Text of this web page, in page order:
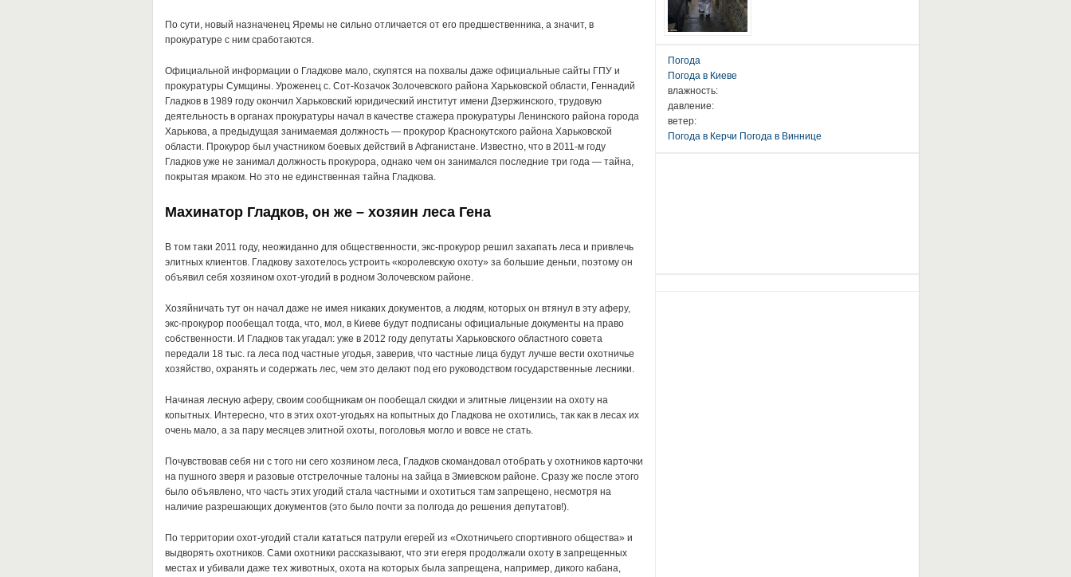
По сути, новый назначенец Яремы не сильно отличается от его предшественника, а значит, в
прокуратуре с ним сработаются.
Официальной информации о Гладкове мало, скупятся на похвалы даже официальные сайты ГПУ и
прокуратуры Сумщины. Уроженец с. Сот-Козачок Золочевского района Харьковской области, Геннадий
Гладков в 1989 году окончил Харьковский юридический институт имени Дзержинского, трудовую
деятельность в органах прокуратуры начал в качестве стажера прокуратуры Ленинского района города
Харькова, а предыдущая занимаемая должность — прокурор Краснокутского района Харьковской
области. Прокурор был участником боевых действий в Афганистане. Известно, что в 2011-м году
Гладков уже не занимал должность прокурора, однако чем он занимался последние три года — тайна,
покрытая мраком. Но это не единственная тайна Гладкова.
Махинатор Гладков, он же – хозяин леса Гена
В том таки 2011 году, неожиданно для общественности, экс-прокурор решил захапать леса и привлечь
элитных клиентов. Гладкову захотелось устроить «королевскую охоту» за большие деньги, поэтому он
объявил себя хозяином охот-угодий в родном Золочевском районе.
Хозяйничать тут он начал даже не имея никаких документов, а людям, которых он втянул в эту аферу,
экс-прокурор пообещал тогда, что, мол, в Киеве будут подписаны официальные документы на право
собственности. И Гладков так угадал: уже в 2012 году депутаты Харьковского областного совета
передали 18 тыс. га леса под частные угодья, заверив, что частные лица будут лучше вести охотничье
хозяйство, охранять и содержать лес, чем это делают под его руководством государственные лесники.
Начиная лесную аферу, своим сообщникам он пообещал скидки и элитные лицензии на охоту на
копытных. Интересно, что в этих охот-угодьях на копытных до Гладкова не охотились, так как в лесах их
очень мало, а за пару месяцев элитной охоты, поголовья могло и вовсе не стать.
Почувствовав себя ни с того ни сего хозяином леса, Гладков скомандовал отобрать у охотников карточки
на пушного зверя и разовые отстрелочные талоны на зайца в Змиевском районе. Сразу же после этого
было объявлено, что часть этих угодий стала частными и охотиться там запрещено, несмотря на
наличие разрешающих документов (это было почти за полгода до решения депутатов!).
По территории охот-угодий стали кататься патрули егерей из «Охотничьего спортивного общества» и
выдворять охотников. Сами охотники рассказывают, что эти егеря продолжали охоту в запрещенных
местах и убивали даже тех животных, охота на которых была запрещена, например, дикого кабана,
Погода
Погода в Киеве
влажность:
давление:
ветер:
Погода в Керчи Погода в Виннице